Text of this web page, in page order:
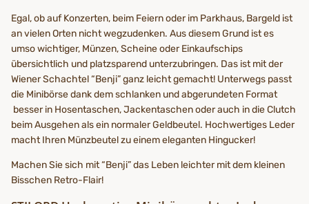
Egal, ob auf Konzerten, beim Feiern oder im Parkhaus, Bargeld ist
an vielen Orten nicht wegzudenken. Aus diesem Grund ist es
umso wichtiger, Münzen, Scheine oder Einkaufschips
übersichtlich und platzsparend unterzubringen. Das ist mit der
Wiener Schachtel “Benji” ganz leicht gemacht! Unterwegs passt
die Minibörse dank dem schlanken und abgerundeten Format
besser in Hosentaschen, Jackentaschen oder auch in die Clutch
beim Ausgehen als ein normaler Geldbeutel. Hochwertiges Leder
macht Ihren Münzbeutel zu einem eleganten Hingucker!
Machen Sie sich mit “Benji” das Leben leichter mit dem kleinen
Bisschen Retro-Flair!